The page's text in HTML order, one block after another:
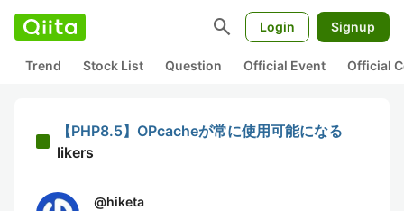
search Login Signup
Trend Stock List Question Official Event Official
【PHP8.5】OPcacheが常に使用可能になる
likers
@hiketa